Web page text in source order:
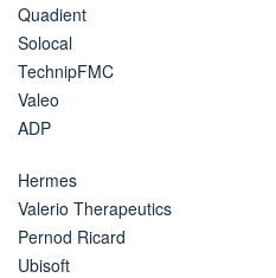
Quadient
Solocal
TechnipFMC
Valeo
ADP
Hermes
Valerio Therapeutics
Pernod Ricard
Ubisoft